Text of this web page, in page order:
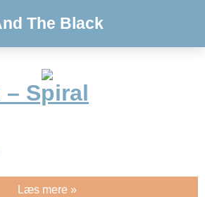
The Black
– Spiral
Læs mere »